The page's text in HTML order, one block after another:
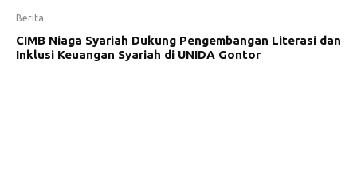
Berita
CIMB Niaga Syariah Dukung Pengembangan Literasi dan
Inklusi Keuangan Syariah di UNIDA Gontor